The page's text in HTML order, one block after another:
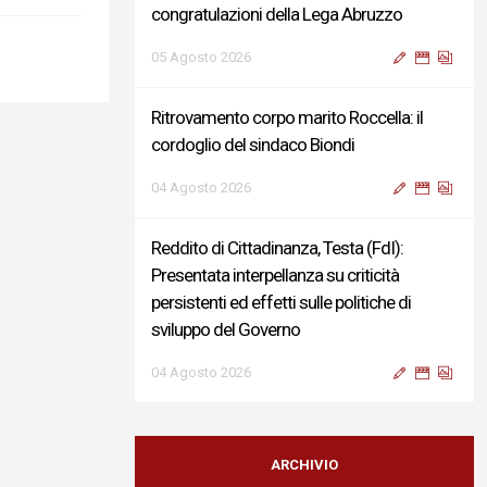
congratulazioni della Lega Abruzzo
05 Agosto 2026
Ritrovamento corpo marito Roccella: il
cordoglio del sindaco Biondi
04 Agosto 2026
Reddito di Cittadinanza, Testa (FdI):
Presentata interpellanza su criticità
persistenti ed effetti sulle politiche di
sviluppo del Governo
04 Agosto 2026
Sigismondi, Liris e Testa: “Profondo
cordoglio e vicinanza al Ministro Roccella e
ARCHIVIO